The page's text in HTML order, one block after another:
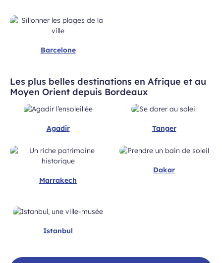
Barcelone
Les plus belles destinations en Afrique et au
Moyen Orient depuis Bordeaux
Agadir Tanger
Marrakech
Dakar
Istanbul